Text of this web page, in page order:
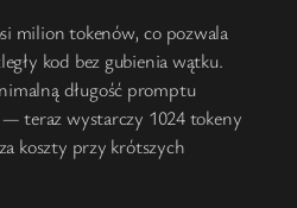
milion tokenów, co pozwala
kod bez gubienia wątku.
długość promptu
— teraz wystarczy 1024 tokeny
koszty przy krótszych